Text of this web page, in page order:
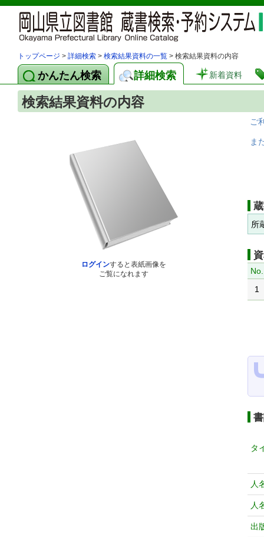
トップページ > 詳細検索 > 検索結果資料の一覧 > 検索結果資料の内容
かんたん検索 詳細検索 新着資料
検索結果資料の内容
ログインすると表紙画像を
ご覧になれます
ご
ま
所
No.
1
タ
人
人
出